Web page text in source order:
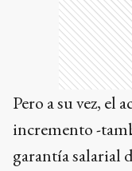
Pero a su vez, el
incremento -
garantía salarial